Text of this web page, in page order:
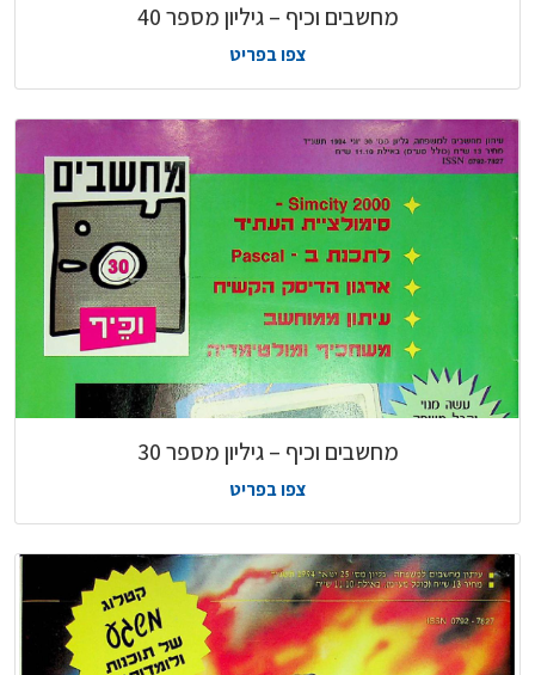
מחשבים וכיף – גיליון מספר 40
צפו בפריט
מחשבים וכיף – גיליון מספר 30
צפו בפריט